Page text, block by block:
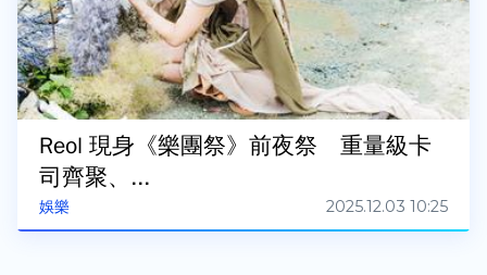
娛樂
Reol 現身《樂團祭》前夜祭 重量級卡
司齊聚、...
2025.12.03 10:25